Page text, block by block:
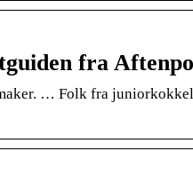
fra
… Folk fra